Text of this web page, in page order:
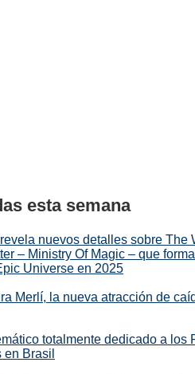
esta semana
nuevos detalles sobre The
– Ministry Of Magic – que
Universe en 2025
Merlí, la nueva atracción de
totalmente dedicado a los
Brasil